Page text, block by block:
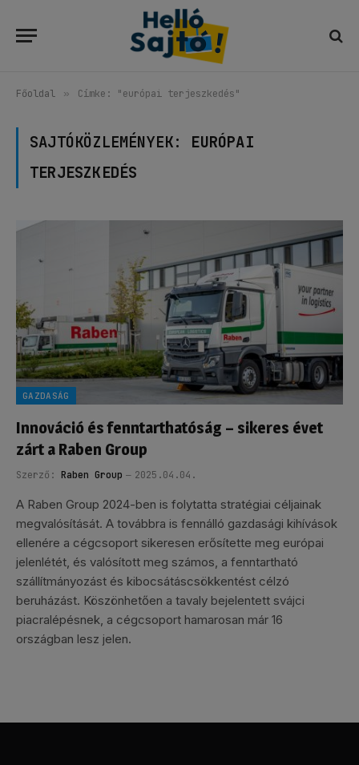
Főoldal » Címke: "európai terjeszkedés"
SAJTÓKÖZLEMÉNYEK: EURÓPAI
TERJESZKEDÉS
GAZDASÁG
Innováció és fenntarthatóság – sikeres évet
zárt a Raben Group
Szerző: Raben Group 2025.04.04.
A Raben Group 2024-ben is folytatta stratégiai céljainak
megvalósítását. A továbbra is fennálló gazdasági kihívások
ellenére a cégcsoport sikeresen erősítette meg európai
jelenlétét, és valósított meg számos, a fenntartható
szállítmányozást és kibocsátáscsökkentést célzó
beruházást. Köszönhetően a tavaly bejelentett svájci
piacralépésnek, a cégcsoport hamarosan már 16
országban lesz jelen.